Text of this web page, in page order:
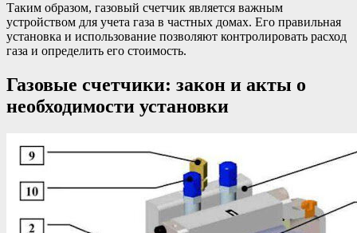
Таким образом, газовый счетчик является важным
устройством для учета газа в частных домах. Его правильная
установка и использование позволяют контролировать расход
газа и определить его стоимость.
Газовые счетчики: закон и акты о
необходимости установки